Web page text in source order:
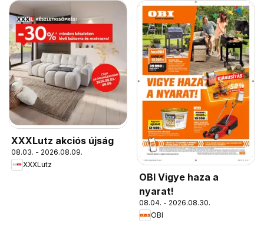
XXXLutz akciós újság
08.03. - 2026.08.09.
XXXLutz
OBI Vigye haza a
nyarat!
08.04. - 2026.08.30.
OBI